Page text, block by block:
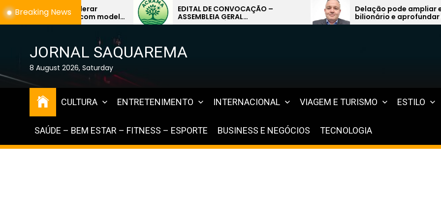
Skip
to
Breaking NewsEDITAL DE CONVOCAÇÃO –
ASSEMBLEIA GERAL
EXTRAORDINÁRIA
Delação pode ampliar escândalo
bilionário e aprofundar crise no
sistema previdenciário do Rio
JORNAL SAQUAREMA
8 August 2026, Saturday
CULTURA ENTRETENIMENTO INTERNACIONAL VIAGEM E TURISMO ESTILO
SAÚDE – BEM ESTAR – FITNESS – ESPORTE BUSINESS E NEGÓCIOS TECNOLOGIA